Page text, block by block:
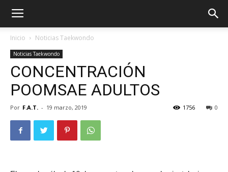
Inicio Noticias Taekwondo
Noticias Taekwondo
CONCENTRACIÓN
POOMSAE ADULTOS
Por F.A.T. - 19 marzo, 2019 0
1756